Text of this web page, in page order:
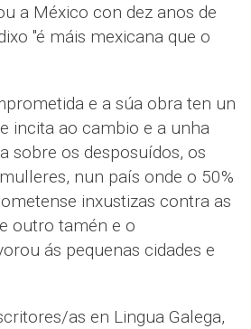
a México con dez anos de
"é máis mexicana que o
e a súa obra ten un
incita ao cambio e a unha
sobre os desposuídos, os
nun país onde o 50%
inxustizas contra as
outro tamén e o
ás pequenas cidades e
as en Lingua Galega,